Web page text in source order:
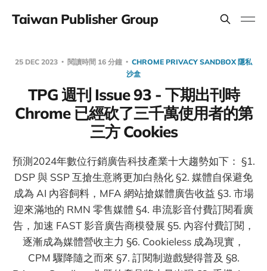
Taiwan Publisher Group
25 DEC 2023 閱讀時間 16 分鐘
CHROME PRIVACY SANDBOX 隱私
沙盒
TPG 週刊 Issue 93 - 下期出刊時
Chrome 已經砍了三千萬使用者的第
三方 Cookies
預測2024年數位行銷廣告科技產業十大趨勢如下： §1.
DSP 與 SSP 互搶生意將更加白熱化 §2. 媒體自保避免
成為 AI 內容飼料，MFA 網站搶媒體廣告收益 §3. 市場
迎來滿地的 RMN 零售媒體 §4. 串流影音付費訂閱看廣
告，加速 FAST 影音廣告商模發展 §5. 內容付費訂閱，
逐漸成為媒體營收主力 §6. Cookieless 成為現實，
CPM 驟降隨之而來 §7. 訂閱制遊戲變得普及 §8.